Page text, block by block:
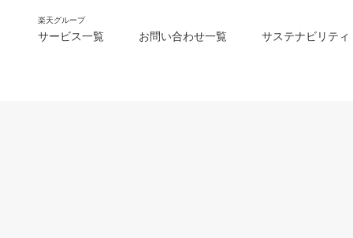
楽天グループ
サービス一覧 お問い合わせ一覧 サステナビリティ